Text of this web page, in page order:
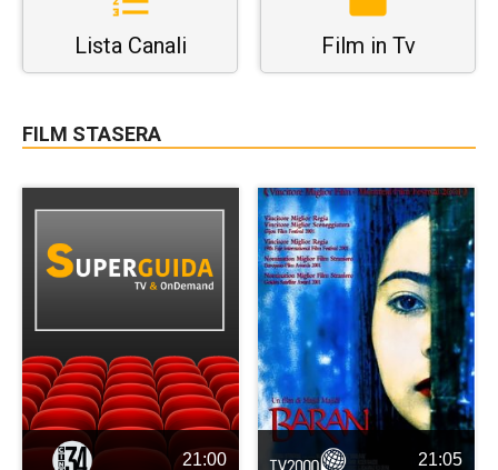
Lista Canali Film in Tv
FILM STASERA
21:00 21:05